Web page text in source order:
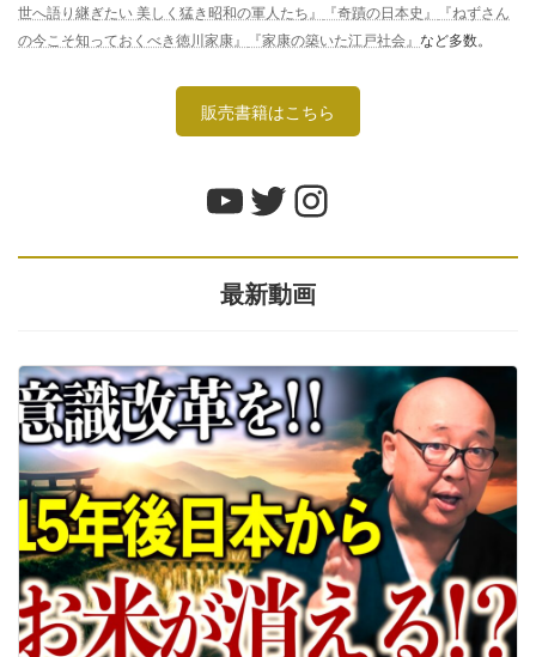
世へ語り継ぎたい 美しく猛き昭和の軍人たち』
『奇蹟の日本史』
『ねずさん
の今こそ知っておくべき徳川家康』
『家康の築いた江戸社会』 など多数。
販売書籍はこちら
YouTube
TwitterInstagram
最新動画